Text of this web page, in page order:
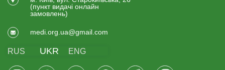
(пункт видачi онлайн
замовлень)
medi.org.ua@gmail.com
RUS UKR ENG